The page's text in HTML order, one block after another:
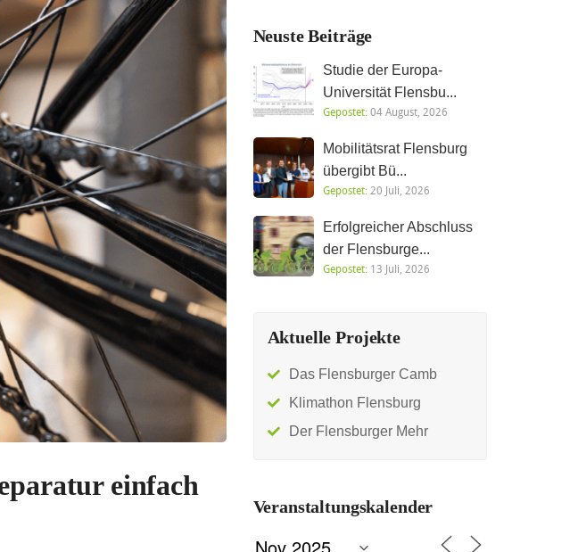
einfach
Neuste Beiträge
Studie der Europa-
Universität Flensbu...
Gepostet:04 August, 2026
Mobilitätsrat Flensburg
übergibt Bü...
Gepostet:20 Juli, 2026
Erfolgreicher Abschluss
der Flensburge...
Gepostet:13 Juli, 2026
Aktuelle Projekte
Das Flensburger Camb
Klimathon Flensburg
Der Flensburger Mehr
Veranstaltungskalender